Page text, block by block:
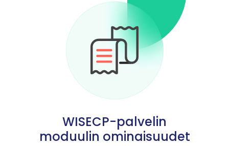
WISECP-palvelin
moduulin ominaisuudet